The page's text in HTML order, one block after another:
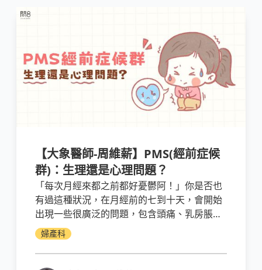
【大象醫師-周維薪】PMS(經前症候
群)：生理還是心理問題？
「每次月經來都之前都好憂鬱阿！」你是否也
有過這種狀況，在月經前的七到十天，會開始
出現一些很廣泛的問題，包含頭痛、乳房脹
痛、噁心、便秘或是感到情緒起伏特別大，總
是難以控制自己的情緒。這其實就要小心是不
是「經前症候群」找上你了。
婦產科